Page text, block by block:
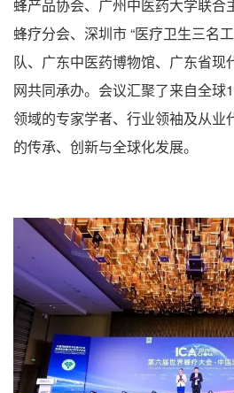
蜂产品协会、广州中医药大学联合
蜂疗分会、深圳市 “医疗卫生三名
队、广东中医药博物馆、广东省现
网共同承办。会议汇聚了来自全球
领域的专家学者、行业领袖及从业
的传承、创新与全球化发展。